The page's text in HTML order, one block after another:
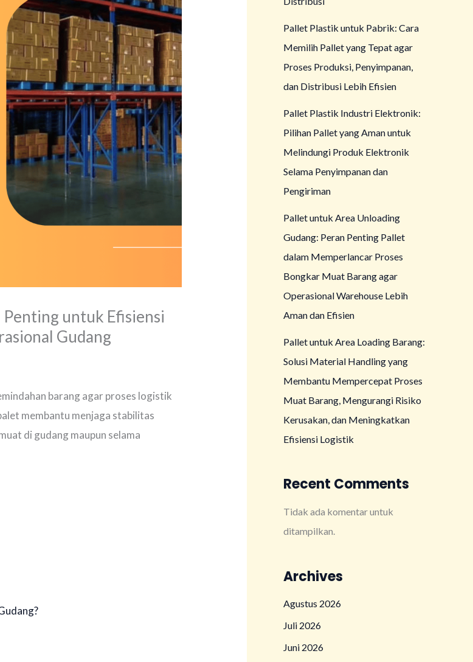
Penting untuk Efisiensi
Gudang
barang agar proses logistik
membantu menjaga stabilitas
di gudang maupun selama
Pallet Plastik untuk Pabrik: Cara
Memilih Pallet yang Tepat agar
Proses Produksi, Penyimpanan,
dan Distribusi Lebih Efisien
Pallet Plastik Industri Elektronik:
Pilihan Pallet yang Aman untuk
Melindungi Produk Elektronik
Selama Penyimpanan dan
Pengiriman
Pallet untuk Area Unloading
Gudang: Peran Penting Pallet
dalam Memperlancar Proses
Bongkar Muat Barang agar
Operasional Warehouse Lebih
Aman dan Efisien
Pallet untuk Area Loading Barang:
Solusi Material Handling yang
Membantu Mempercepat Proses
Muat Barang, Mengurangi Risiko
Kerusakan, dan Meningkatkan
Efisiensi Logistik
Recent Comments
Tidak ada komentar untuk
ditampilkan.
Archives
Agustus 2026
Juli 2026
Juni 2026